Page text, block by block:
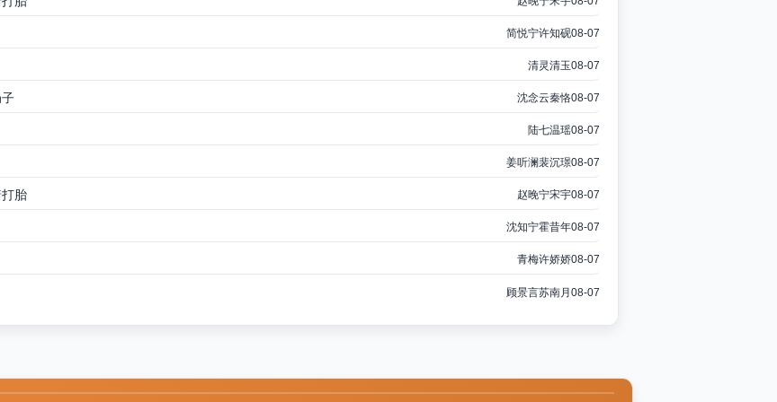
简悦宁许知砚08-07
清灵清玉08-07
沈念云秦恪08-07
陆七温瑶08-07
姜听澜裴沉璟08-07
胎 赵晚宁宋宇08-07
沈知宁霍昔年08-07
青梅许娇娇08-07
顾景言苏南月08-07